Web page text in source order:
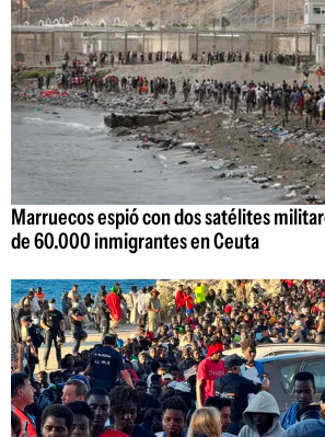
Marruecos espió con dos satélites
de 60.000 inmigrantes en Ceuta